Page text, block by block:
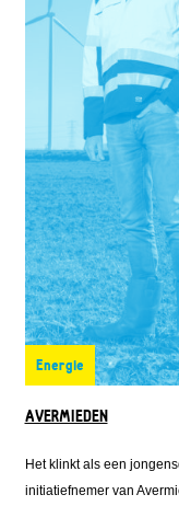
Energie
AVERMIEDEN
Het klinkt als een
initiatiefnemer van